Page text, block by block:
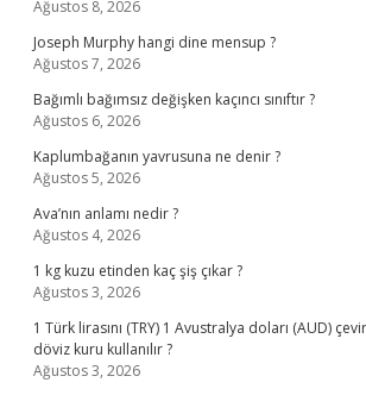
Ağustos 8, 2026
Joseph Murphy hangi dine mensup ?
Ağustos 7, 2026
Bağımlı bağımsız değişken kaçıncı sınıftır ?
Ağustos 6, 2026
Kaplumbağanın yavrusuna ne denir ?
Ağustos 5, 2026
Ava’nın anlamı nedir ?
Ağustos 4, 2026
1 kg kuzu etinden kaç şiş çıkar ?
Ağustos 3, 2026
1 Türk lirasını (TRY) 1 Avustralya doları (AUD)
döviz kuru kullanılır ?
Ağustos 3, 2026